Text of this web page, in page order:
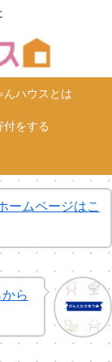
んハウスとは
付をする
ームページはこ
ら